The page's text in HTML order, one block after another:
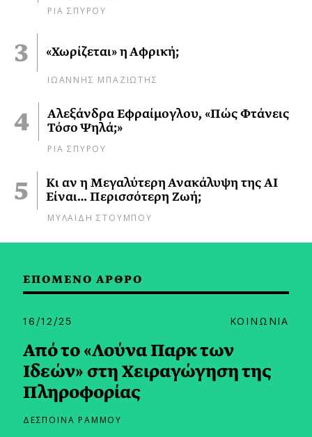
ΡΙΑ ΣΠΥΡΟΥ
«Χωρίζεται» η Αφρική;
ΙΩΑΝΝΗΣ ΜΠΑΖΙΩΤΗΣ
Αλεξάνδρα Εφραίμογλου, «Πώς Φτάνεις
Τόσο Ψηλά;»
ΡΙΑ ΣΠΥΡΟΥ
Κι αν η Μεγαλύτερη Ανακάλυψη της AI
Είναι… Περισσότερη Ζωή;
ΜΥΛΑΙΔΗ ΣΤΟΥΜΠΟΥ
ΕΠΟΜΕΝΟ ΑΡΘΡΟ
16/12/25 ΚΟΙΝΩΝΙΑ
Από το «Λούνα Παρκ των
Ιδεών» στη Χειραγώγηση της
Πληροφορίας
ΔΕΣΠΟΙΝΑ ΡΑΜΜΟΥ